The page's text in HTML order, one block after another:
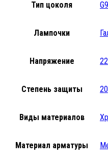
Тип цоколя G9
Лампочки
Напряжение
Степень защиты 20
Виды материалов
Материал арматуры